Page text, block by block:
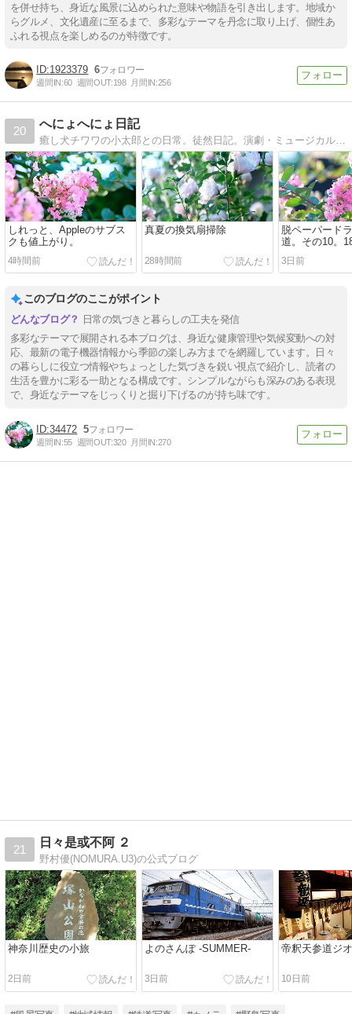
を併せ持ち、身近な風景に込められた意味や物語を引き出します。地域か
らグルメ、文化遺産に至るまで、多彩なテーマを丹念に取り上げ、個性あ
ふれる視点を楽しめるのが特徴です。
1923379 6
週間IN:60 週間OUT:198 月間IN:256
20
へにょへにょ日記
癒し犬チワワの小太郎との日常。徒然日記。演劇・ミュージカル、テレビ、読書、アート、料理、写真、Macな日記。
しれっと、Appleのサブス
クも値上がり。
4時間前
真夏の換気扇掃除
28時間前
脱ペーパード
道。その10。
編。
3日前
このブログのここがポイント
日常の気づきと暮らしの工夫を発信
多彩なテーマで展開される本ブログは、身近な健康管理や気候変動への対
応、最新の電子機器情報から季節の楽しみ方までを網羅しています。日々
の暮らしに役立つ情報やちょっとした気づきを鋭い視点で紹介し、読者の
生活を豊かに彩る一助となる構成です。シンプルながらも深みのある表現
で、身近なテーマをじっくりと掘り下げるのが持ち味です。
34472 5
週間IN:55 週間OUT:320 月間IN:270
21
日々是或不阿 ２
野村優(NOMURA.U3)の公式ブログ
神奈川歴史の小旅
2日前
よのさんぽ -SUMMER-
3日前
帝釈天参道ジ
10日前